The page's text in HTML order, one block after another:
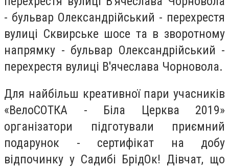
- бульвар Олександрійський - перехрестя
вулиці Сквирське шосе та в зворотному
напрямку - бульвар Олександрійський -
перехрестя вулиці В'ячеслава Чорновола.
Для найбільш креативної пари учасників
«ВелоСОТКА - Біла Церква 2019»
організатори підготували приємний
подарунок - сертифікат на добу
відпочинку у Садибі БрідОк! Дівчат, що